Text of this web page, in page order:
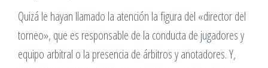
Quizá le hayan llamado la atención la figura del «director del
torneo», que es responsable de la conducta de jugadores y
equipo arbitral o la presencia de árbitros y anotadores. Y,